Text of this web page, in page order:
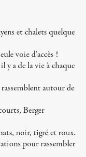
et chalets quelque
voie d’accès !
y a de la vie à chaque
autour de
Berger
noir, tigré et roux.
pour rassembler